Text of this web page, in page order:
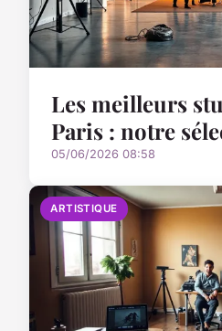
Les meilleurs
Paris : notre
05/06/2026 08:58
ARTISTIQUE